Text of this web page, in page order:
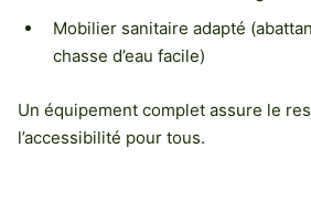
Mobilier sanitaire adapté
chasse d’eau facile)
Un équipement complet assure le
l’accessibilité pour tous.